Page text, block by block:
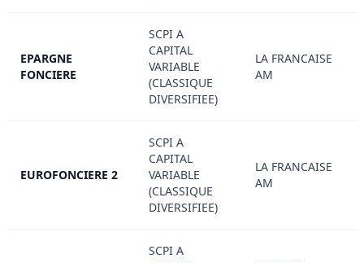
EPARGNE
FONCIERE
SCPI A
CAPITAL
VARIABLE
(CLASSIQUE
DIVERSIFIEE)
LA FRANCAISE
AM
EUROFONCIERE 2
SCPI A
CAPITAL
VARIABLE
(CLASSIQUE
DIVERSIFIEE)
LA FRANCAISE
AM
SCPI A